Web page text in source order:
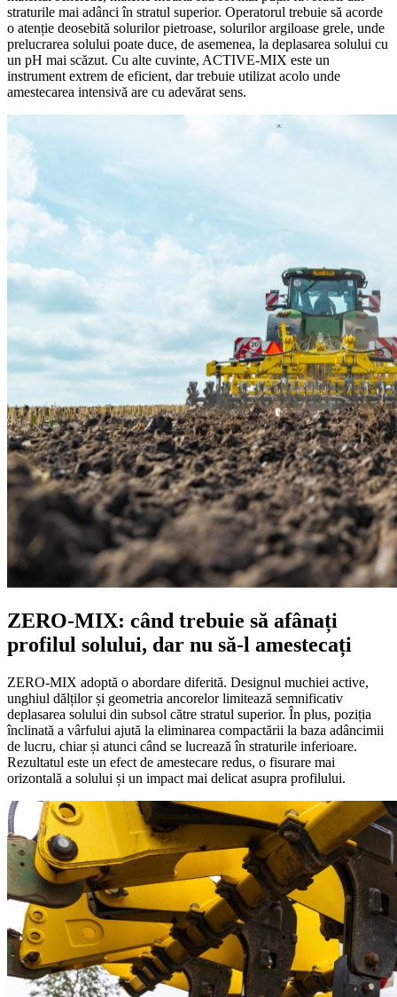
straturile mai adânci în stratul superior. Operatorul trebuie să acorde
o atenție deosebită solurilor pietroase, solurilor argiloase grele, unde
prelucrarea solului poate duce, de asemenea, la deplasarea solului cu
un pH mai scăzut. Cu alte cuvinte, ACTIVE-MIX este un
instrument extrem de eficient, dar trebuie utilizat acolo unde
amestecarea intensivă are cu adevărat sens.
ZERO-MIX: când trebuie să afânați
profilul solului, dar nu să-l amestecați
ZERO-MIX adoptă o abordare diferită. Designul muchiei active,
unghiul dălților și geometria ancorelor limitează semnificativ
deplasarea solului din subsol către stratul superior. În plus, poziția
înclinată a vârfului ajută la eliminarea compactării la baza adâncimii
de lucru, chiar și atunci când se lucrează în straturile inferioare.
Rezultatul este un efect de amestecare redus, o fisurare mai
orizontală a solului și un impact mai delicat asupra profilului.